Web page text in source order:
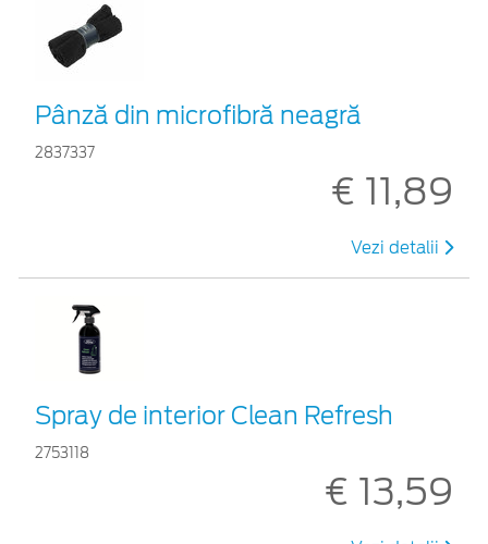
Pânză din microfibră neagră
2837337
€ 11,89
Vezi detalii
Spray de interior Clean Refresh
2753118
€ 13,59